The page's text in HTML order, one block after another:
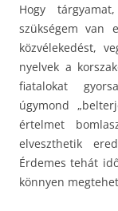
Hogy
szükségem van
közvélekedést,
nyelvek a
fiatalokat
úgymond
értelmet
elveszthetik
Érdemes tehát
könnyen